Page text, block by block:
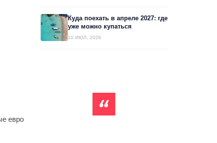
евро
Куда поехать в апреле 2027: где
уже можно купаться
10 ИЮЛ, 2026